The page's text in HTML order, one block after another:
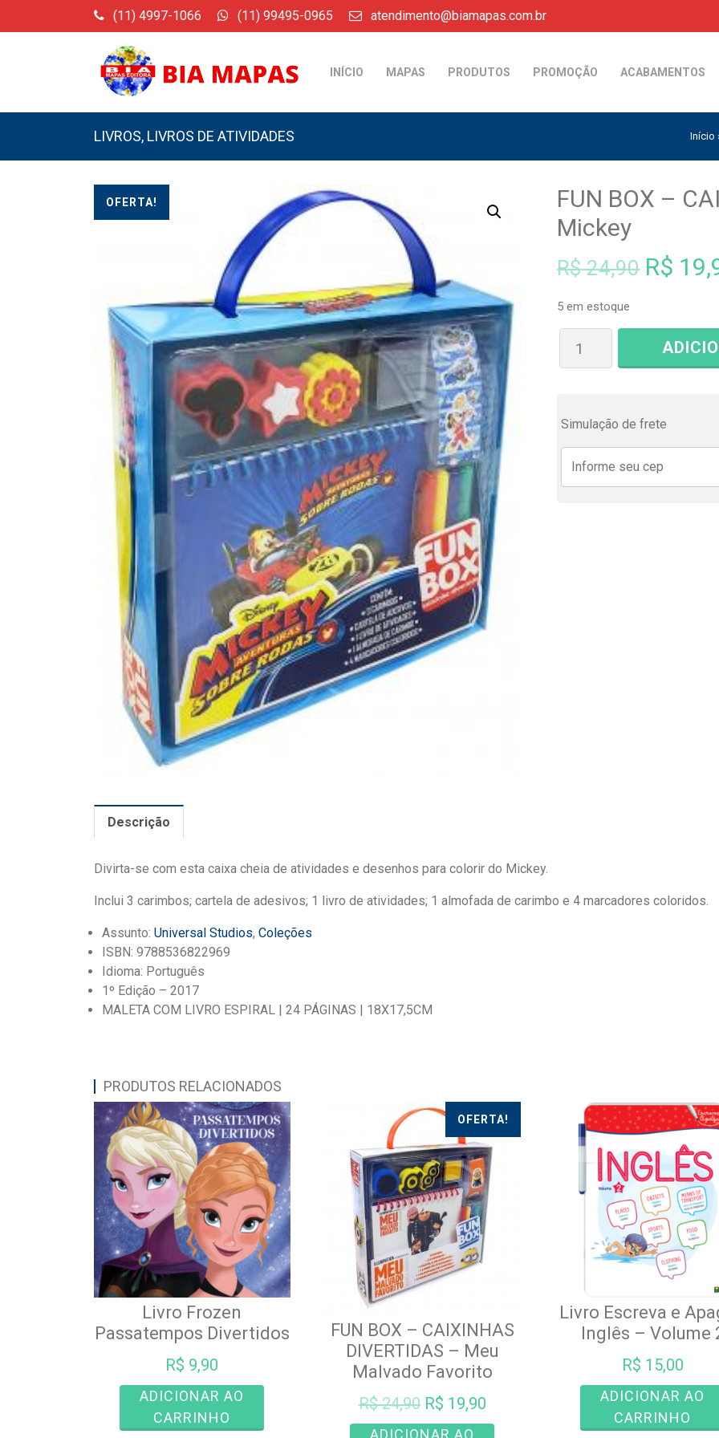
(11) 4997-1066 (11) 99495-0965 atendimento@biamapas.com.br
INÍCIO MAPAS PRODUTOS PROMOÇÃO ACABAMENTOS
LIVROS, LIVROS DE ATIVIDADES Início
OFERTA!
FUN BOX –
Mickey
R$24,90 O
era:
R$
5 em estoque
Simulação de frete
Descrição
Divirta-se com esta caixa cheia de atividades e desenhos para colorir do Mickey.
Inclui 3 carimbos; cartela de adesivos; 1 livro de atividades; 1 almofada de carimbo e 4 marcadores coloridos.
Assunto: Universal Studios, Coleções
ISBN: 9788536822969
Idioma: Português
1º Edição – 2017
MALETA COM LIVRO ESPIRAL | 24 PÁGINAS | 18X17,5CM
PRODUTOS RELACIONADOS
Livro Frozen
Passatempos Divertidos
R$ 9,90
ADICIONAR AO
CARRINHO
OFERTA!
FUN BOX – CAIXINHAS
DIVERTIDAS – Meu
Malvado Favorito
R$24,90 O
preço
R$ 19,90O
preço
ADICIONAR AO
Livro Escreva e
Inglês – Volume
R$ 15,00
ADICIONAR AO
CARRINHO